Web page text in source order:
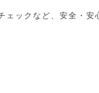
ェックなど、安全・